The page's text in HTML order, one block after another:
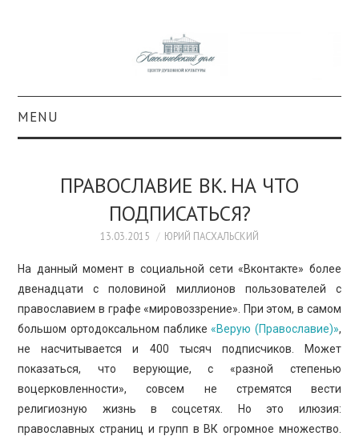
MENU
КОЛЛЕКЦИИ
#КАСДОМ
КУЛЬТУРА
ОБРАЗОВАНИЕ
ПРАВОСЛАВИЕ ВК. НА ЧТО
ПОДПИСАТЬСЯ?
13.03.2015 ЮРИЙ ПАСХАЛЬСКИЙ
На данный момент в социальной сети «Вконтакте» более
двенадцати с половиной миллионов пользователей с
православием в графе «мировоззрение». При этом, в самом
большом ортодоксальном паблике«Верую (Православие)»,
не насчитывается и 400 тысяч подписчиков. Может
показаться, что верующие, с «разной степенью
воцерковленности», совсем не стремятся вести
религиозную жизнь в соцсетях. Но это илюзия:
православных страниц и групп в ВК огромное множество.